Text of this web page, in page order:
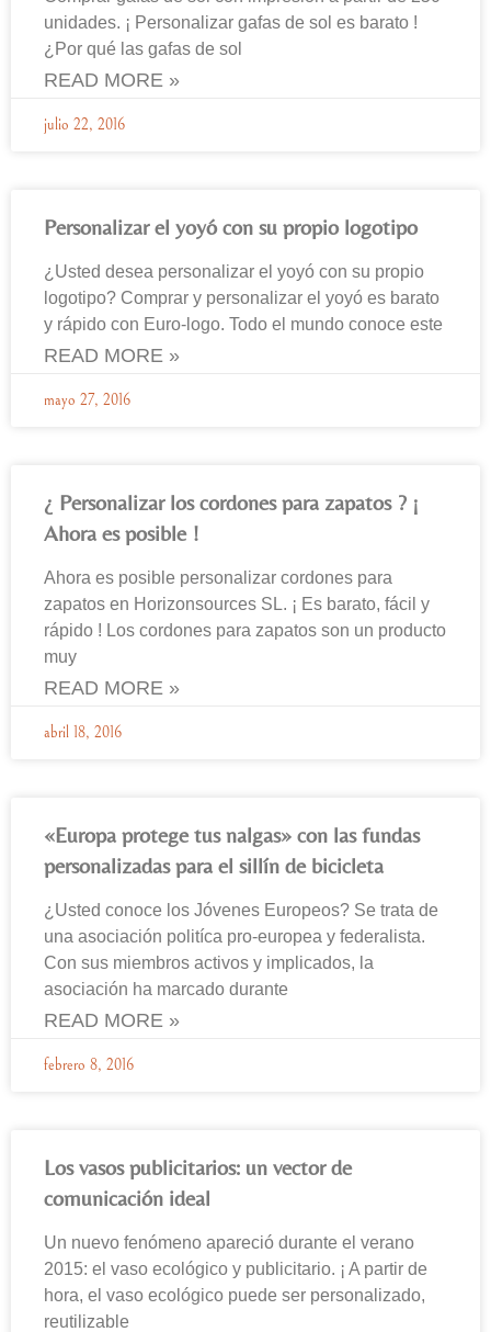
unidades. ¡ Personalizar gafas de sol es barato !
¿Por qué las gafas de sol
READ MORE »
julio 22, 2016
Personalizar el yoyó con su propio logotipo
¿Usted desea personalizar el yoyó con su propio
logotipo? Comprar y personalizar el yoyó es barato
y rápido con Euro-logo. Todo el mundo conoce este
READ MORE »
mayo 27, 2016
¿ Personalizar los cordones para zapatos ? ¡
Ahora es posible !
Ahora es posible personalizar cordones para
zapatos en Horizonsources SL. ¡ Es barato, fácil y
rápido ! Los cordones para zapatos son un producto
muy
READ MORE »
abril 18, 2016
«Europa protege tus nalgas» con las fundas
personalizadas para el sillín de bicicleta
¿Usted conoce los Jóvenes Europeos? Se trata de
una asociación politíca pro-europea y federalista.
Con sus miembros activos y implicados, la
asociación ha marcado durante
READ MORE »
febrero 8, 2016
Los vasos publicitarios: un vector de
comunicación ideal
Un nuevo fenómeno apareció durante el verano
2015: el vaso ecológico y publicitario. ¡ A partir de
hora, el vaso ecológico puede ser personalizado,
reutilizable